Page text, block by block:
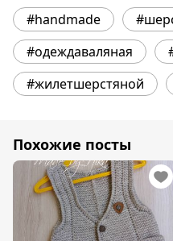
#handmade
#одеждаваляная
#жилетшерстяной
Похожие посты